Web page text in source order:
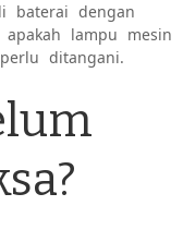
baterai dengan
lampu mesin
ditangani.